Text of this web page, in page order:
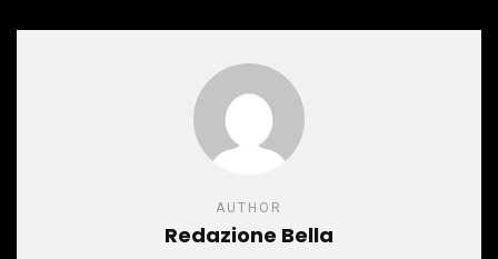
AUTHOR
Redazione Bella